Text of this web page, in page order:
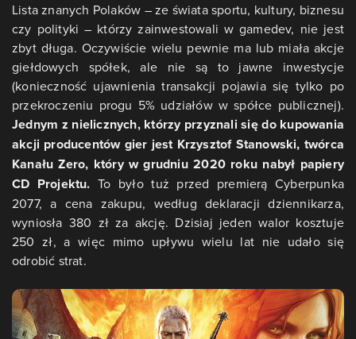
Lista znanych Polaków – ze świata sportu, kultury, biznesu
czy polityki – którzy zainwestowali w gamedev, nie jest
zbyt długa. Oczywiście wielu pewnie ma lub miała akcje
giełdowych spółek, ale nie są to jawne inwestycje
(konieczność ujawnienia transakcji pojawia się tylko po
przekroczeniu progu 5% udziałów w spółce publicznej).
Jednym z nielicznych, którzy przyznali się do kupowania
akcji producentów gier jest Krzysztof Stanowski, twórca
Kanału Zero, który w grudniu 2020 roku nabył papiery
CD Projektu.To było tuż przed premierą Cyberpunka
2077, a cena zakupu, według deklaracji dziennikarza,
wyniosła 380 zł za akcję. Dzisiaj jeden walor kosztuje
250 zł, a więc mimo upływu wielu lat nie udało się
odrobić strat.